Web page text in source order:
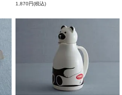
1,870円(税込)